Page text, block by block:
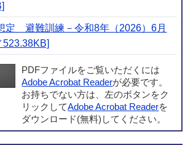
定 避難訓練－令和8年（2026）6月
PDFファイルをご覧いただくには
Adobe Acrobat Readerが必要です。
お持ちでない方は、左のボタンをク
リックしてAdobe Acrobat Readerを
ダウンロード(無料)してください。